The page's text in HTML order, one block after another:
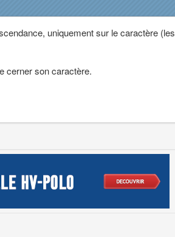
uniquement sur le caractère (les
cerner son caractère.